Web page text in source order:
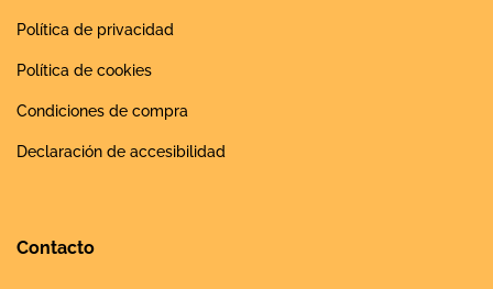
Política de privacidad
Política de cookies
Condiciones de compra
Declaración de accesibilidad
Contacto